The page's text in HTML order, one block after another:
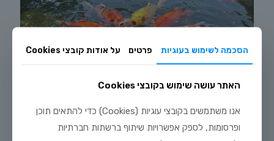
הסכמה לשימוש בעוגיות פרטים על אודות קובצי Cookies
האתר עושה שימוש בקובצי Cookies
אנו משתמשים בקובצי עוגיות (Cookies) כדי להתאים תוכן
ופרסומות, לספק אפשרויות שיתוף ברשתות חברתיות